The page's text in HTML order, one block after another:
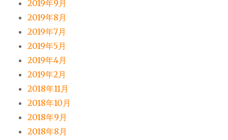
2019年9月
2019年8月
2019年7月
2019年5月
2019年4月
2019年2月
2018年11月
2018年10月
2018年9月
2018年8月